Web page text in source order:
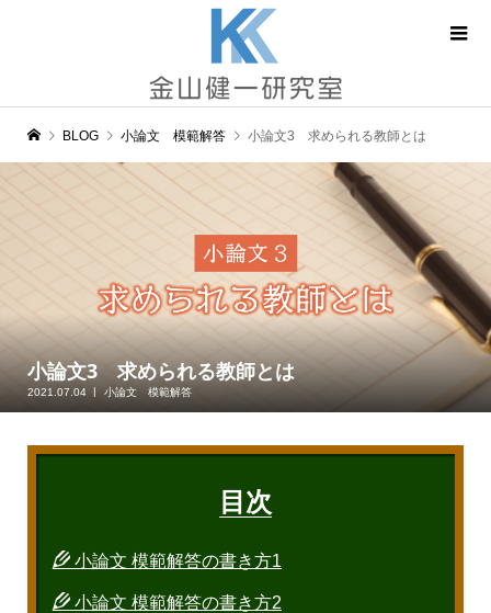
BLOG 小論文 模範解答 小論文3 求められる教師とは
小論文3 求められる教師とは
2021.07.04 小論文 模範解答
目次
小論文 模範解答の書き方1
小論文 模範解答の書き方2